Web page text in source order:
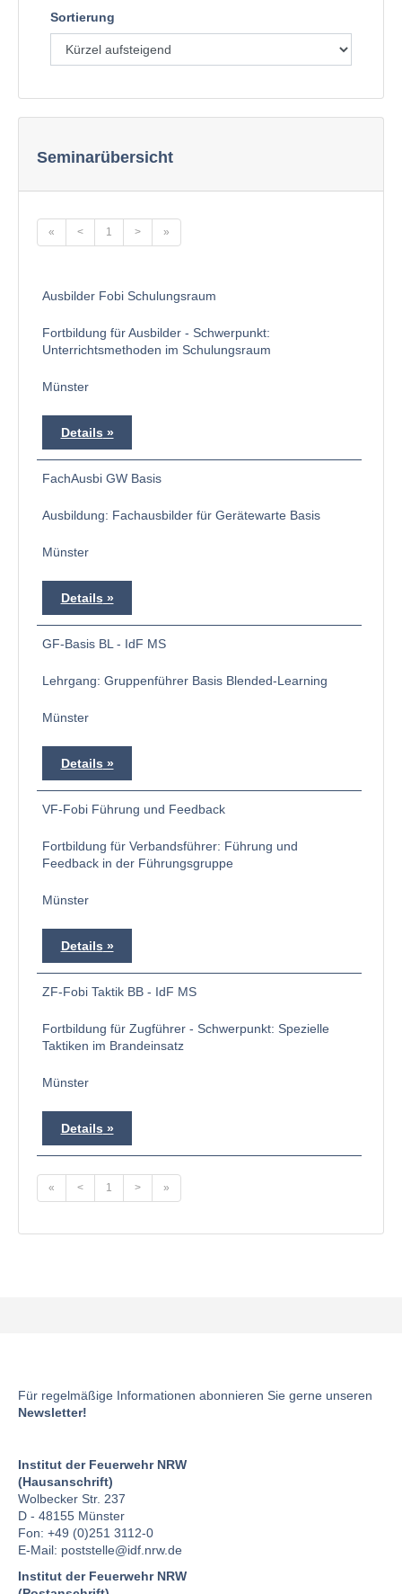
Sortierung
Seminarübersicht
« < 1 > »
Ausbilder Fobi Schulungsraum
Fortbildung für Ausbilder - Schwerpunkt:
Unterrichtsmethoden im Schulungsraum
Münster
Details
FachAusbi GW Basis
Ausbildung: Fachausbilder für Gerätewarte Basis
Münster
Details
GF-Basis BL - IdF MS
Lehrgang: Gruppenführer Basis Blended-Learning
Münster
Details
VF-Fobi Führung und Feedback
Fortbildung für Verbandsführer: Führung und
Feedback in der Führungsgruppe
Münster
Details
ZF-Fobi Taktik BB - IdF MS
Fortbildung für Zugführer - Schwerpunkt: Spezielle
Taktiken im Brandeinsatz
Münster
Details
« < 1 > »
Für regelmäßige Informationen abonnieren Sie gerne unseren
Newsletter!
Institut der Feuerwehr NRW
(Hausanschrift)
Wolbecker Str. 237
D - 48155 Münster
Fon: +49 (0)251 3112-0
E-Mail: poststelle@idf.nrw.de
Institut der Feuerwehr NRW